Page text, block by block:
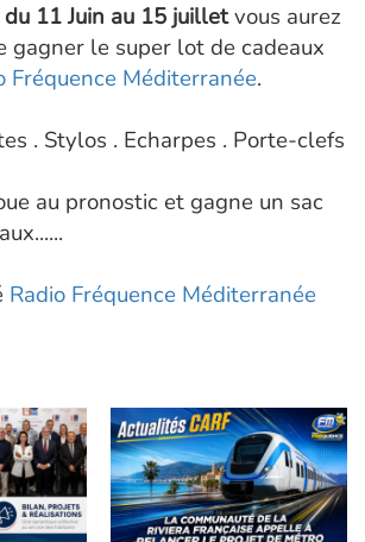
11 Juin au 15 juilletvous aurez
gagner le super lot de cadeaux
Fréquence Méditerranée.
. Stylos . Echarpes . Porte-clefs
au pronostic et gagne un sac
Radio Fréquence Méditerranée